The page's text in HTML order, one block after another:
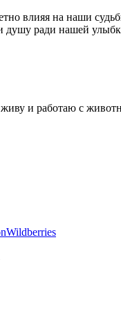
влияя на наши
душу ради нашей
и работаю с
Wildberries